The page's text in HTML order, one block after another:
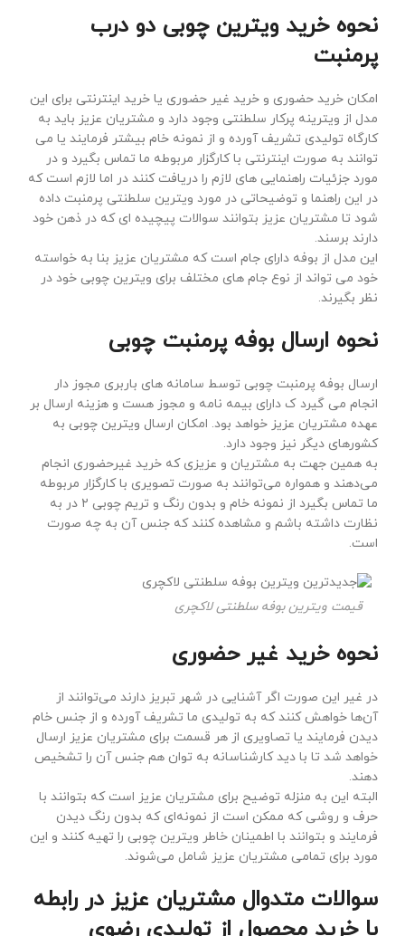
نحوه خرید ویترین چوبی دو درب
پرمنبت
امکان خرید حضوری و خرید غیر حضوری یا خرید اینترنتی برای این
مدل از ویترینه پرکار سلطنتی وجود دارد و مشتریان عزیز باید به
کارگاه تولیدی تشریف آورده و از نمونه خام بیشتر فرمایند یا می
توانند به صورت اینترنتی با کارگزار مربوطه ما تماس بگیرد و در
مورد جزئیات راهنمایی های لازم را دریافت کنند در اما لازم است که
در این راهنما و توضیحاتی در مورد ویترین سلطنتی پرمنبت داده
شود تا مشتریان عزیز بتوانند سوالات پیچیده ای که در ذهن خود
دارند برسند.
این مدل از بوفه دارای جام است که مشتریان عزیز بنا به خواسته
خود می تواند از نوع جام های مختلف برای ویترین چوبی خود در
نظر بگیرند.
نحوه ارسال بوفه پرمنبت چوبی
ارسال بوفه پرمنبت چوبی توسط سامانه های باربری مجوز دار
انجام می گیرد ک دارای بیمه نامه و مجوز هست و هزینه ارسال بر
عهده مشتریان عزیز خواهد بود. امکان ارسال ویترین چوبی به
کشورهای دیگر نیز وجود دارد.
به همین جهت به مشتریان و عزیزی که خرید غیرحضوری انجام
می‌دهند و همواره می‌توانند به صورت تصویری با کارگزار مربوطه
ما تماس بگیرد از نمونه خام و بدون رنگ و تریم چوبی ۲ در به
نظارت داشته باشم و مشاهده کنند که جنس آن به چه صورت
است.
قیمت ویترین بوفه سلطنتی لاکچری
نحوه خرید غیر حضوری
در غیر این صورت اگر آشنایی در شهر تبریز دارند می‌توانند از
آن‌ها خواهش کنند که به تولیدی ما تشریف آورده و از جنس خام
دیدن فرمایند یا تصاویری از هر قسمت برای مشتریان عزیز ارسال
خواهد شد تا با دید کارشناسانه به توان هم جنس آن را تشخیص
دهند.
البته این به منزله توضیح برای مشتریان عزیز است که بتوانند با
حرف و روشی که ممکن است از نمونه‌ای که بدون رنگ دیدن
فرمایند و بتوانند با اطمینان خاطر ویترین چوبی را تهیه کنند و این
مورد برای تمامی مشتریان عزیز شامل می‌شوند.
سوالات متدوال مشتریان عزیز در رابطه
با خرید محصول از تولیدی رضوی